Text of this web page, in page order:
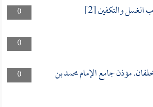
0
الغسل والتكفين [2]
0
0
مؤذن جامع الإمام محمد بن